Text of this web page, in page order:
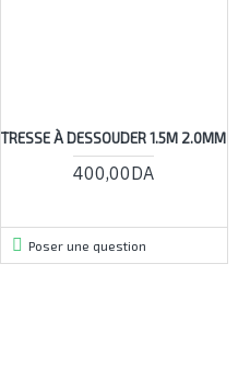
TRESSE À DESSOUDER 1.5M 2.0MM
400,00DA
Poser une question